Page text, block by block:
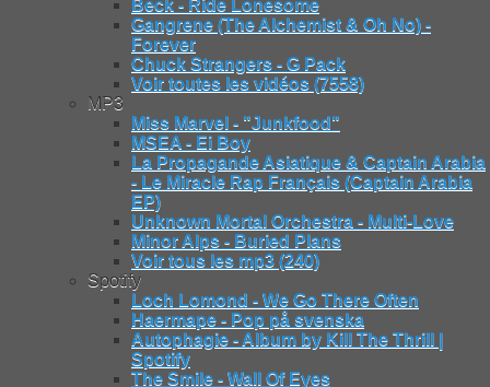
Beck - Ride Lonesome
Gangrene (The Alchemist & Oh No) -
Forever
Chuck Strangers - G Pack
Voir toutes les vidéos (7558)
MP3
Miss Marvel - "Junkfood"
MSEA - Ei Boy
La Propagande Asiatique & Captain Arabia
- Le Miracle Rap Français (Captain Arabia
EP)
Unknown Mortal Orchestra - Multi-Love
Minor Alps - Buried Plans
Voir tous les mp3 (240)
Spotify
Loch Lomond - We Go There Often
Haermape - Pop på svenska
Autophagie - Album by Kill The Thrill |
Spotify
The Smile - Wall Of Eyes